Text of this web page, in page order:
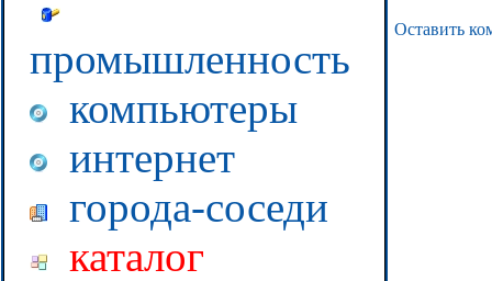
промышленность
компьютеры
интернет
города-соседи
каталог
Оставить